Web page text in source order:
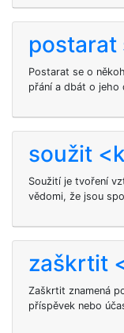
postarat
Postarat se o
přání a dbát o jeho
soužit
Soužití je tvoření
vědomi, že jsou
zaškrtit
Zaškrtit znamená
příspěvek nebo